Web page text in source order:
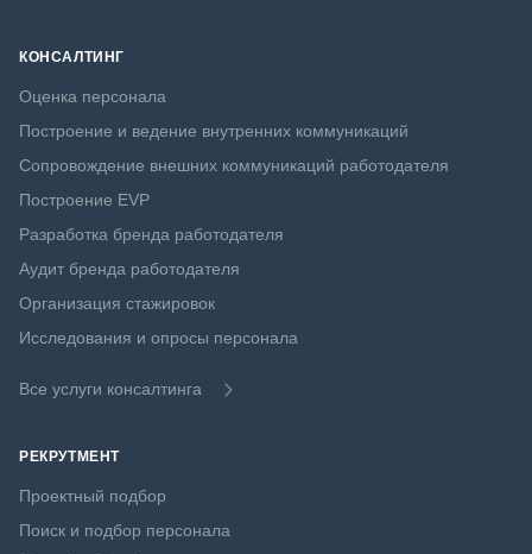
КОНСАЛТИНГ
Оценка персонала
Построение и ведение внутренних коммуникаций
Сопровождение внешних коммуникаций работодателя
Построение EVP
Разработка бренда работодателя
Аудит бренда работодателя
Организация стажировок
Исследования и опросы персонала
Все услуги консалтинга
РЕКРУТМЕНТ
Проектный подбор
Поиск и подбор персонала